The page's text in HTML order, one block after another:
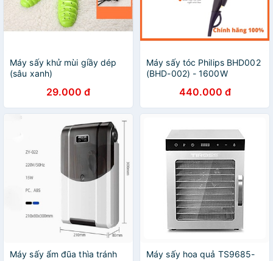
Máy sấy khử mùi giầy dép
(sâu xanh)
29.000 đ
Máy sấy tóc Philips BHD002
(BHD-002) - 1600W
440.000 đ
Máy sấy ẩm đũa thìa tránh
Máy sấy hoa quả TS9685-